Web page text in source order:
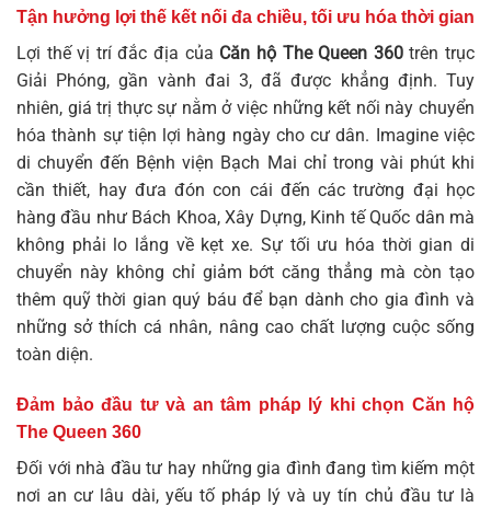
Tận hưởng lợi thế kết nối đa chiều, tối ưu hóa thời gian
Lợi thế vị trí đắc địa của Căn hộ The Queen 360trên trục
Giải Phóng, gần vành đai 3, đã được khẳng định. Tuy
nhiên, giá trị thực sự nằm ở việc những kết nối này chuyển
hóa thành sự tiện lợi hàng ngày cho cư dân. Imagine việc
di chuyển đến Bệnh viện Bạch Mai chỉ trong vài phút khi
cần thiết, hay đưa đón con cái đến các trường đại học
hàng đầu như Bách Khoa, Xây Dựng, Kinh tế Quốc dân mà
không phải lo lắng về kẹt xe. Sự tối ưu hóa thời gian di
chuyển này không chỉ giảm bớt căng thẳng mà còn tạo
thêm quỹ thời gian quý báu để bạn dành cho gia đình và
những sở thích cá nhân, nâng cao chất lượng cuộc sống
toàn diện.
Đảm bảo đầu tư và an tâm pháp lý khi chọn Căn hộ
The Queen 360
Đối với nhà đầu tư hay những gia đình đang tìm kiếm một
nơi an cư lâu dài, yếu tố pháp lý và uy tín chủ đầu tư là